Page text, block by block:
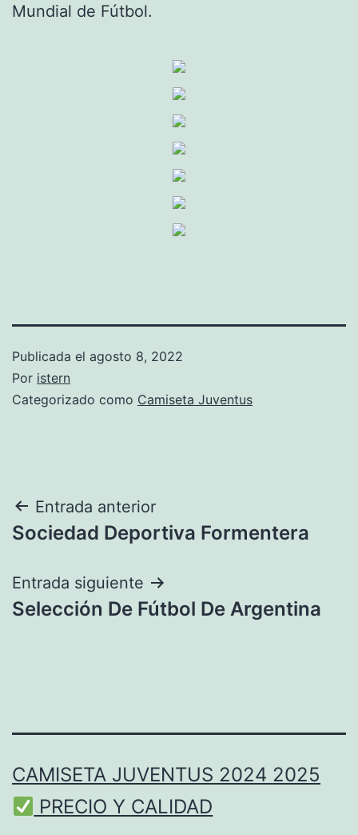
Mundial de Fútbol.
Publicada el agosto 8, 2022
Por istern
Categorizado como Camiseta Juventus
Navegación
de
entradas
Entrada anterior
Sociedad Deportiva Formentera
Entrada siguiente
Selección De Fútbol De Argentina
CAMISETA JUVENTUS 2024 2025
PRECIO Y CALIDAD